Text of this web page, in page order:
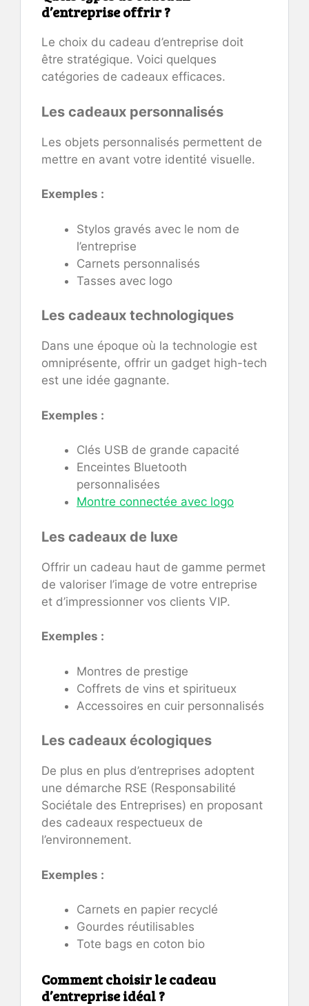
d’entreprise offrir ?
Le choix du cadeau d’entreprise doit
être stratégique. Voici quelques
catégories de cadeaux efficaces.
Les cadeaux personnalisés
Les objets personnalisés permettent de
mettre en avant votre identité visuelle.
Exemples :
Stylos gravés avec le nom de
l’entreprise
Carnets personnalisés
Tasses avec logo
Les cadeaux technologiques
Dans une époque où la technologie est
omniprésente, offrir un gadget high-tech
est une idée gagnante.
Exemples :
Clés USB de grande capacité
Enceintes Bluetooth
personnalisées
Montre connectée avec logo
Les cadeaux de luxe
Offrir un cadeau haut de gamme permet
de valoriser l’image de votre entreprise
et d’impressionner vos clients VIP.
Exemples :
Montres de prestige
Coffrets de vins et spiritueux
Accessoires en cuir personnalisés
Les cadeaux écologiques
De plus en plus d’entreprises adoptent
une démarche RSE (Responsabilité
Sociétale des Entreprises) en proposant
des cadeaux respectueux de
l’environnement.
Exemples :
Carnets en papier recyclé
Gourdes réutilisables
Tote bags en coton bio
Comment choisir le cadeau
d’entreprise idéal ?